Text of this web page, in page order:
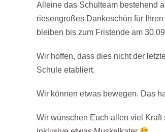
Alleine das Schulteam bestehend
riesengroßes Dankeschön für
bleiben bis zum Fristende am
Wir hoffen, dass dies nicht der
Schule etabliert.
Wir können etwas bewegen. Das
Wir wünschen Euch allen viel